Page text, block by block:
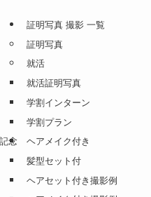
証明写真 撮影 一覧
証明写真
就活